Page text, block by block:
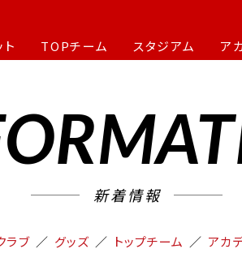
TOPチーム スタジアム ア
新着情報
ラブ グッズ トップチーム アカ